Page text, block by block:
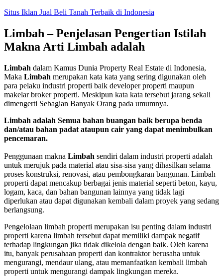
Skip
content
Situs Iklan Jual Beli Tanah Terbaik di Indonesia
Limbah – Penjelasan Pengertian Istilah
Makna Arti Limbah adalah
Limbah dalam Kamus Dunia Property Real Estate di Indonesia,
Maka Limbah merupakan kata kata yang sering digunakan oleh
para pelaku industri properti baik developer properti maupun
makelar broker properti. Meskipun kata kata tersebut jarang sekali
dimengerti Sebagian Banyak Orang pada umumnya.
Limbah adalah Semua bahan buangan baik berupa benda
dan/atau bahan padat ataupun cair yang dapat menimbulkan
pencemaran.
Penggunaan makna Limbah sendiri dalam industri properti adalah
untuk merujuk pada material atau sisa-sisa yang dihasilkan selama
proses konstruksi, renovasi, atau pembongkaran bangunan. Limbah
properti dapat mencakup berbagai jenis material seperti beton, kayu,
logam, kaca, dan bahan bangunan lainnya yang tidak lagi
diperlukan atau dapat digunakan kembali dalam proyek yang sedang
berlangsung.
Pengelolaan limbah properti merupakan isu penting dalam industri
properti karena limbah tersebut dapat memiliki dampak negatif
terhadap lingkungan jika tidak dikelola dengan baik. Oleh karena
itu, banyak perusahaan properti dan kontraktor berusaha untuk
mengurangi, mendaur ulang, atau memanfaatkan kembali limbah
properti untuk mengurangi dampak lingkungan mereka.